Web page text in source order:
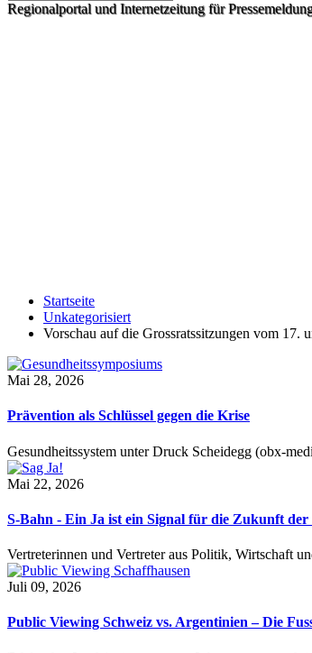
Regionalportal und Internetzeitung für
Startseite
Unkategorisiert
Vorschau auf die Grossratssitzungen vom 17.
Mai 28, 2026
Prävention als Schlüssel gegen die Krise
Gesundheitssystem unter Druck Scheidegg (obx-
Mai 22, 2026
S-Bahn - Ein Ja ist ein Signal für die Zukunft der
Vertreterinnen und Vertreter aus Politik, Wirtschaft
Juli 09, 2026
Public Viewing Schweiz vs. Argentinien – Die